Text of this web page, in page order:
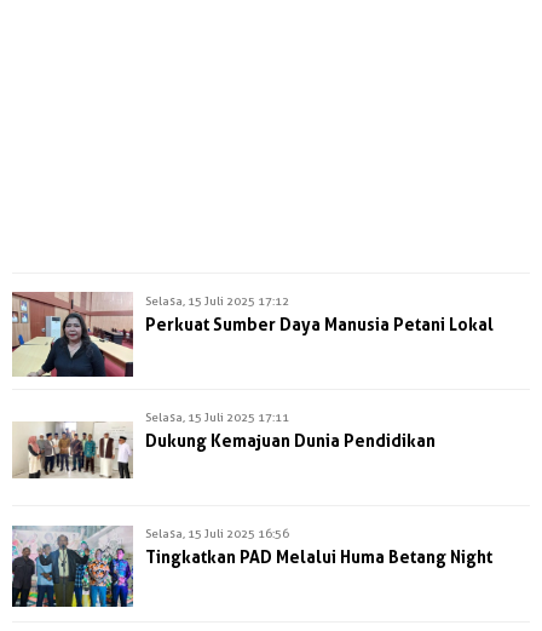
Selasa, 15 Juli 2025 17:12
Perkuat Sumber Daya Manusia Petani Lokal
Selasa, 15 Juli 2025 17:11
Dukung Kemajuan Dunia Pendidikan
Selasa, 15 Juli 2025 16:56
Tingkatkan PAD Melalui Huma Betang Night